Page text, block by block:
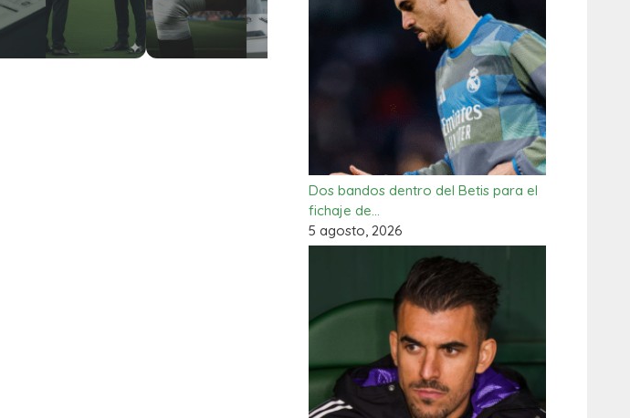
Dos bandos dentro del Betis para el
fichaje de…
5 agosto, 2026